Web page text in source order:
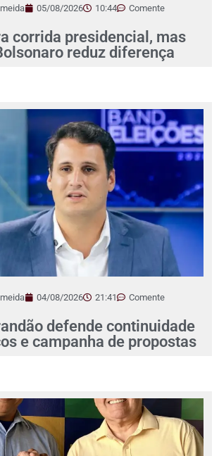
05/08/2026 10:44 Comente
corrida presidencial, mas
reduz diferença
04/08/2026 21:41 Comente
defende continuidade
e campanha de propostas